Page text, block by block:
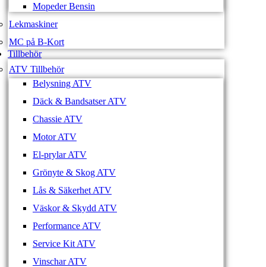
Mopeder Bensin
Lekmaskiner
MC på B-Kort
Tillbehör
ATV Tillbehör
Belysning ATV
Däck & Bandsatser ATV
Chassie ATV
Motor ATV
El-prylar ATV
Grönyte & Skog ATV
Lås & Säkerhet ATV
Väskor & Skydd ATV
Performance ATV
Service Kit ATV
Vinschar ATV